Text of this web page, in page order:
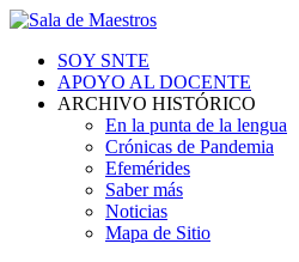
SOY SNTE
APOYO AL DOCENTE
ARCHIVO HISTÓRICO
En la punta de la lengua
Crónicas de Pandemia
Efemérides
Saber más
Noticias
Mapa de Sitio